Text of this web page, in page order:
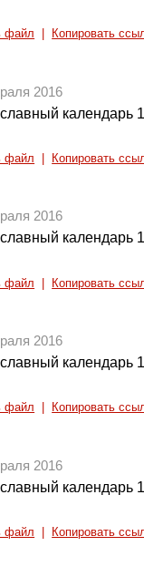
файл Копировать
2016
календарь
файл Копировать
2016
календарь
файл Копировать
2016
календарь
файл Копировать
2016
календарь
файл Копировать